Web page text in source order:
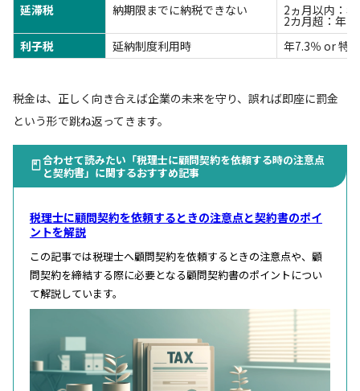
延滞税
納期限までに納税できない 2ヵ月以内：
2カ月超：年
利子税
延納制度利用時 年7.3％ or 特
税金は、正しく向き合えば企業の未来を守り、誤れば即座に罰金
という形で跳ね返ってきます。
合わせて読みたい「税理士に顧問契約を依頼する時の注意点
と契約書」に関するおすすめ記事
税理士に顧問契約を依頼するときの注意点と契約書のポイ
ントを解説
この記事では税理士へ顧問契約を依頼するときの注意点や、顧
問契約を締結する際に必要となる顧問契約書のポイントについ
て解説しています。